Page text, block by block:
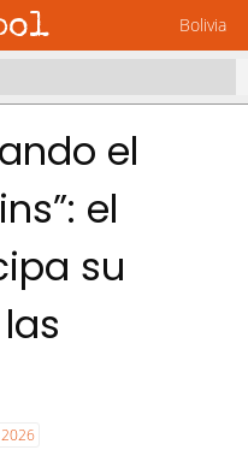
Bolivia
el
el
su